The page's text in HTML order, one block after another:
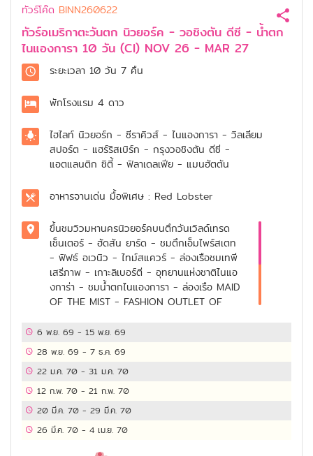
ทัวร์โค๊ด BINN260622
ทัวร์อเมริกาตะวันตก นิวยอร์ค - วอชิงตัน ดีซี - น้ำตก
ไนแองการา 10 วัน (CI) NOV 26 - MAR 27
ระยะเวลา 10 วัน 7 คืน
พักโรงแรม 4 ดาว
ไฮไลท์ นิวยอร์ก - ซีราคิวส์ - ไนแองการา - วิลเลียม
สปอร์ต - แฮร์ริสเบิร์ก - กรุงวอชิงตัน ดีซี -
แอตแลนติก ซิตี้ - ฟิลาเดลเฟีย - แมนฮัตตัน
อาหารจานเด่น มื้อพิเศษ : Red Lobster
ขึ้นชมวิวมหานครนิวยอร์คบนตึกวันเวิลด์เทรด
เซ็นเตอร์ - ฮัดสัน ยาร์ด - ชมตึกเอ็มไพร์สเตท
- ฟิฟธ์ อเวนิว - ไทม์สแควร์ - ล่องเรือชมเทพี
เสรีภาพ - เกาะลิเบอร์ตี - อุทยานแห่งชาติไนแอ
งการ่า - ชมน้ำตกไนแองการา - ล่องเรือ MAID
OF THE MIST - FASHION OUTLET OF
World - ทำเนียบขาว - อนุสรณ์สถานอับราฮัม
ลินคอล์น - สถาบันสมิธโซเนียน -
PHILADELPHIA PREMIUM OUTLETS - ชม
เมือง
6 พ.ย. 69 - 15 พ.ย. 69
28 พ.ย. 69 - 7 ธ.ค. 69
22 ม.ค. 70 - 31 ม.ค. 70
12 ก.พ. 70 - 21 ก.พ. 70
20 มี.ค. 70 - 29 มี.ค. 70
26 มี.ค. 70 - 4 เม.ย. 70